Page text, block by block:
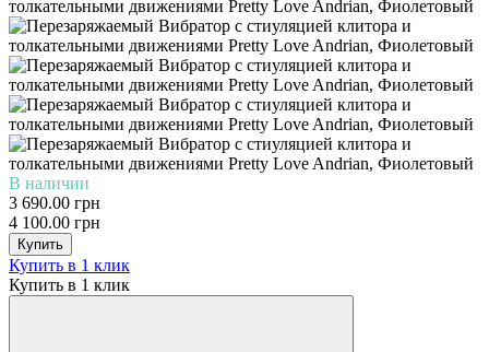
В наличии
3 690.00 грн
4 100.00 грн
Купить
Купить в 1 клик
Купить в 1 клик